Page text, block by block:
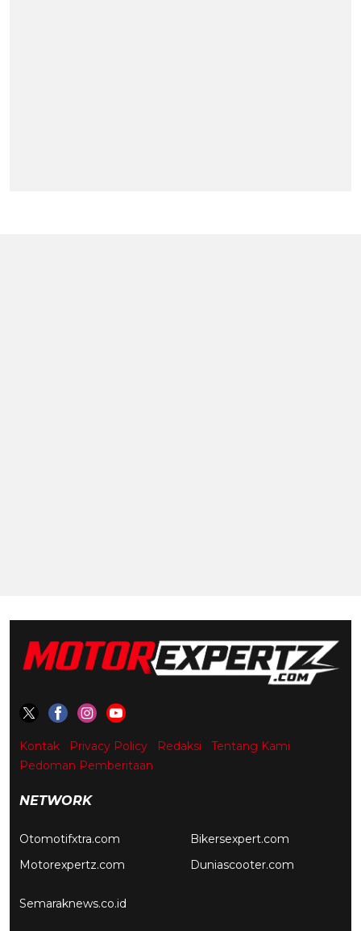
Kontak Privacy Policy Redaksi
Tentang Kami
Pedoman Pemberitaan
NETWORK
Otomotifxtra.com
Motorexpertz.com
Bikersexpert.com
Duniascooter.com
Semaraknews.co.id